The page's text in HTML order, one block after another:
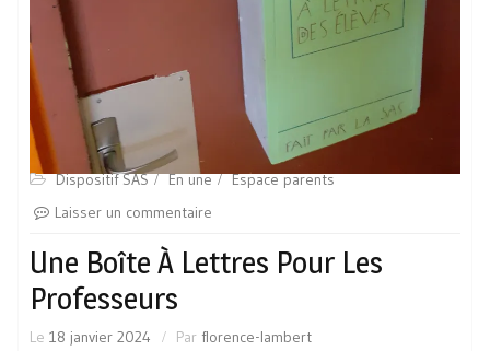
Dispositif SAS En une
Espace parents
Laisser un commentaire
Une Boîte À Lettres Pour Les
Professeurs
Le 18 janvier 2024 Par florence-lambert